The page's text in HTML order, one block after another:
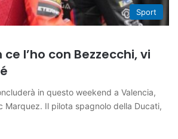
Sport
l’ho con Bezzecchi, vi
in questo weekend a Valencia,
Marquez. Il pilota spagnolo della Ducati,